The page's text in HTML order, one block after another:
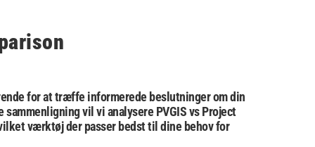
for at træffe informerede beslutninger om din
vil vi analysere PVGIS vs Project
værktøj der passer bedst til dine behov for